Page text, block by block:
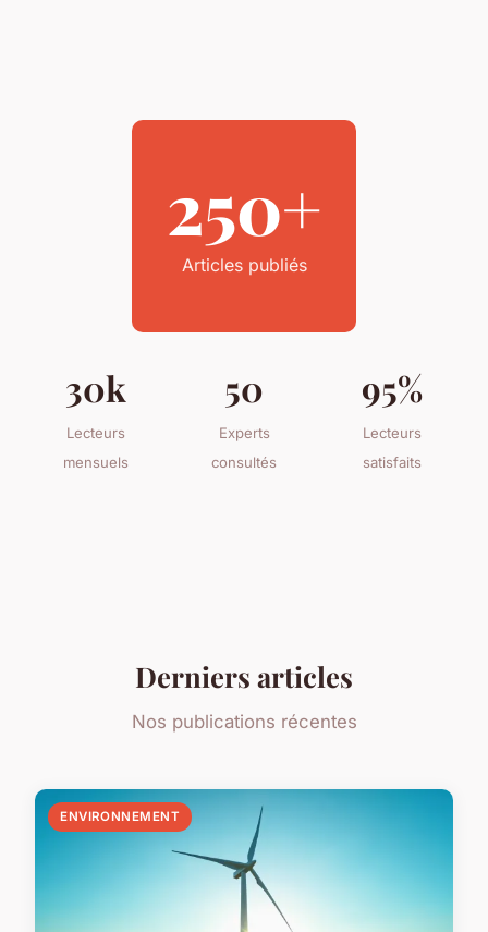
250+
Articles publiés
30k
Lecteurs
mensuels
50
Experts
consultés
95%
Lecteurs
satisfaits
Derniers articles
Nos publications récentes
ENVIRONNEMENT